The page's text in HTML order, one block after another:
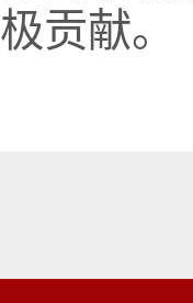
极贡献。